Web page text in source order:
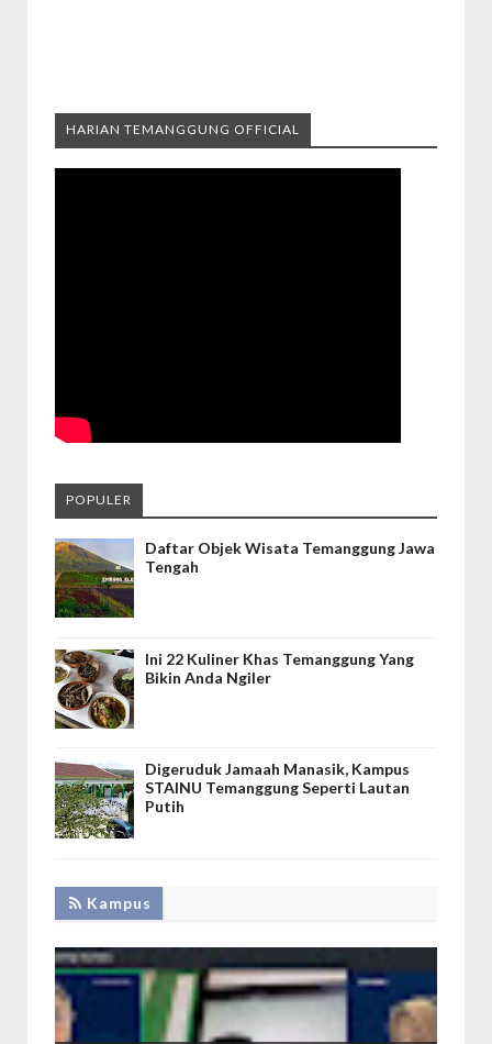
HARIAN TEMANGGUNG OFFICIAL
POPULER
Daftar Objek Wisata Temanggung Jawa
Tengah
Ini 22 Kuliner Khas Temanggung Yang
Bikin Anda Ngiler
Digeruduk Jamaah Manasik, Kampus
STAINU Temanggung Seperti Lautan
Putih
Kampus